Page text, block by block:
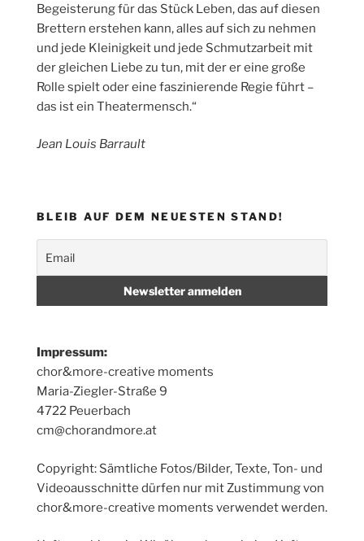
Begeisterung für das Stück Leben, das auf diesen
Brettern erstehen kann, alles auf sich zu nehmen
und jede Kleinigkeit und jede Schmutzarbeit mit
der gleichen Liebe zu tun, mit der er eine große
Rolle spielt oder eine faszinierende Regie führt –
das ist ein Theatermensch.“
Jean Louis Barrault
BLEIB AUF DEM NEUESTEN STAND!
Impressum:
chor&more-creative moments
Maria-Ziegler-Straße 9
4722 Peuerbach
cm@chorandmore.at
Copyright: Sämtliche Fotos/Bilder, Texte, Ton- und
Videoausschnitte dürfen nur mit Zustimmung von
chor&more-creative moments verwendet werden.